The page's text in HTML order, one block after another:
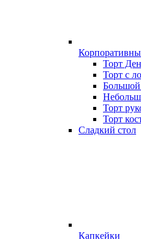
Торт
Торт с
Большой
Торт
Торт
Сладкий стол
Капкейки